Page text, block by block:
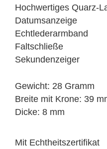
Hochwertiges Quarz-
Datumsanzeige
Echtlederarmband
Faltschließe
Sekundenzeiger
Gewicht: 28 Gramm
Breite mit Krone: 39
Dicke: 8 mm
Mit Echtheitszertifikat